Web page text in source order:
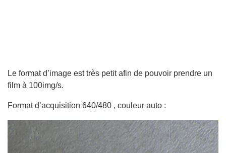
Le format d’image est très petit afin de pouvoir prendre un
film à 100img/s.
Format d’acquisition 640/480 , couleur auto :